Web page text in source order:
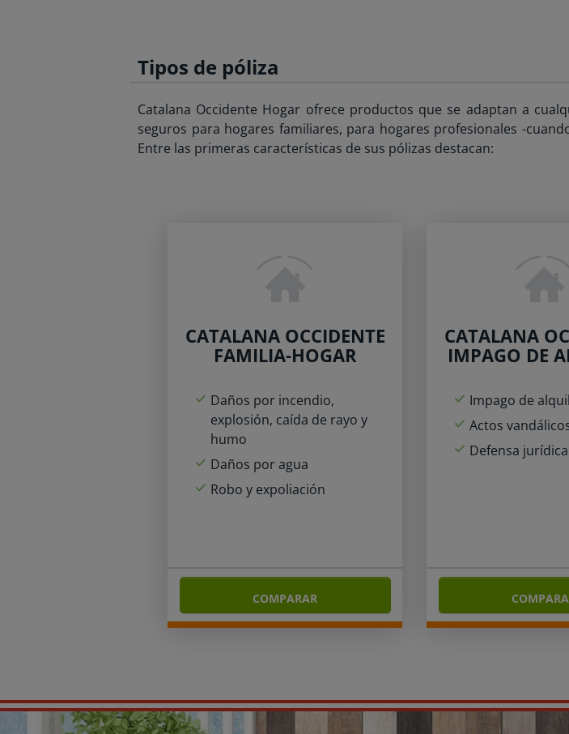
Tipos de póliza
Catalana Occidente Hogar ofrece productos que se adaptan a
seguros para hogares familiares, para hogares profesionales -
Entre las primeras características de sus pólizas destacan:
CATALANA OCCIDENTE
FAMILIA-HOGAR
Daños por incendio,
explosión, caída de rayo y
humo
Daños por agua
Robo y expoliación
COMPARAR
CATALANA
IMPAGO DE
Impago de
Actos
Defensa jurídica